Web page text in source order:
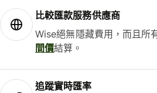
比較匯款服務供應商
Wise絕無隱藏費用，而且所
間價結算。
追蹤實時匯率